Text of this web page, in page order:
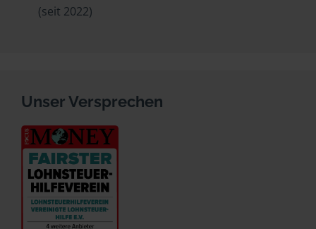
(seit 2022)
Unser Versprechen